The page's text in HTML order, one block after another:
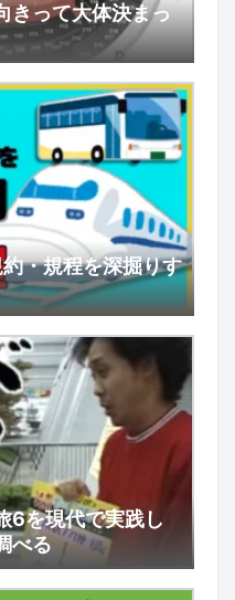
きって大体決まっ
・規程を深掘りす
6を現代で実践し
べる